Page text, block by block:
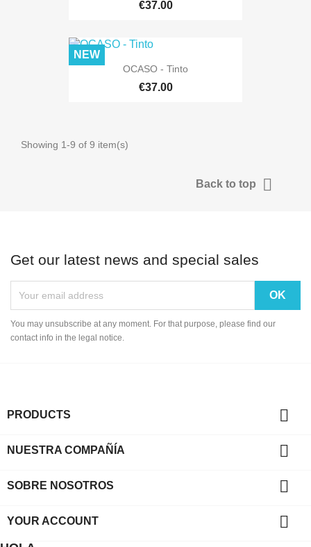
€37.00
OCASO - Tinto
€37.00
NEW
Showing 1-9 of 9 item(s)
Back to top 
Get our latest news and special sales
You may unsubscribe at any moment. For that purpose, please find our
contact info in the legal notice.
PRODUCTS 
NUESTRA COMPAÑÍA 
SOBRE NOSOTROS 
YOUR ACCOUNT 